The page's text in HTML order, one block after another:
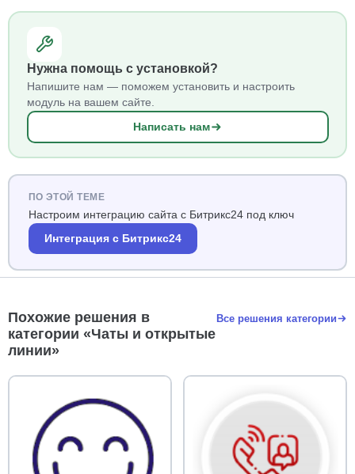
Нужна помощь с установкой?
Напишите нам — поможем установить и настроить
модуль на вашем сайте.
Написать нам
ПО ЭТОЙ ТЕМЕ
Настроим интеграцию сайта с Битрикс24 под ключ
Интеграция с Битрикс24
Похожие решения в
категории «Чаты и открытые
линии»
Все решения категории